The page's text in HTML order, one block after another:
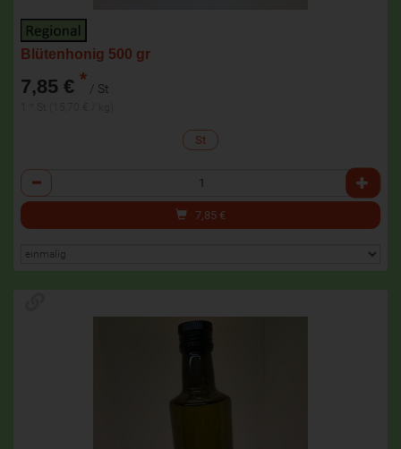
Blütenhonig 500 gr
7,85 € * / St
St
Anzahl
7,85 €